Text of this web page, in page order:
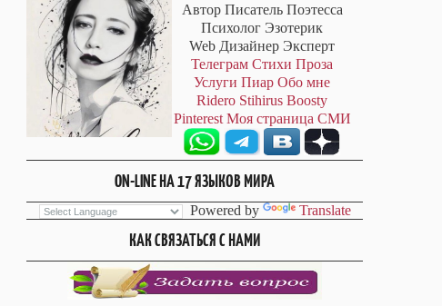
Автор Писатель Поэтесса
Психолог Эзотерик
Web Дизайнер Эксперт
Телеграм Стихи Проза
Услуги Пиар Обо мне
Ridero Stihirus Boosty
Pinterest Моя страница СМИ
ON-LINE НА 17 ЯЗЫКОВ МИРА
Powered by Translate
КАК СВЯЗАТЬСЯ С НАМИ